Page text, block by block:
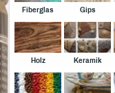
Fiberglas Gips
Holz Keramik